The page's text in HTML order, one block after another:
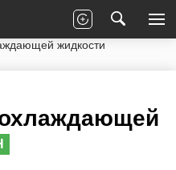
Renault
жидкости